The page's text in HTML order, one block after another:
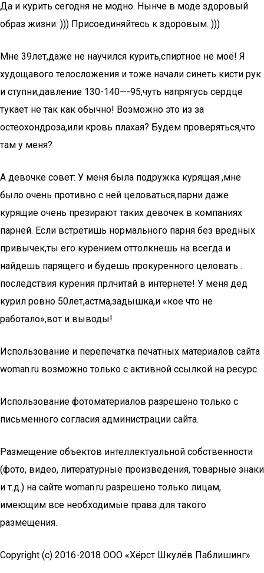
Да и курить сегодня не модно. Нынче в моде здоровый
образ жизни. ))) Присоединяйтесь к здоровым. )))
Мне 39лет,даже не научился курить,спиртное не моё! Я
худощавого телосложения и тоже начали синеть кисти рук
и ступни,давление 130-140—-95,чуть напрягусь сердце
тукает не так как обычно! Возможно это из за
остеохондроза,или кровь плахая? Будем проверяться,что
там у меня?
А девочке совет: У меня была подружка курящая ,мне
было очень противно с ней целоваться,парни даже
курящие очень презирают таких девочек в компаниях
парней. Если встретишь нормального парня без вредных
привычек,ты его курением оттолкнешь на всегда и
найдешь парящего и будешь прокуренного целовать .
последствия курения прлчитай в интернете! У меня дед
курил ровно 50лет,астма,задышка,и «кое что не
работало»,вот и выводы!
Использование и перепечатка печатных материалов сайта
woman.ru возможно только с активной ссылкой на ресурс.
Использование фотоматериалов разрешено только с
письменного согласия администрации сайта.
Размещение объектов интеллектуальной собственности
(фото, видео, литературные произведения, товарные знаки
и т.д.) на сайте woman.ru разрешено только лицам,
имеющим все необходимые права для такого
размещения.
Copyright (с) 2016-2018 ООО «Хёрст Шкулёв Паблишинг»